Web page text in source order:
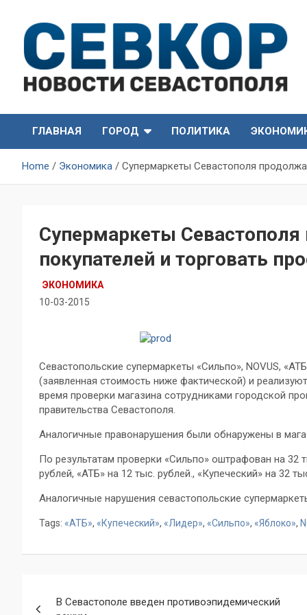
content
СевКор — Новости
Севастополя
Севастополя
ГЛАВНАЯ
ГОРОД ПОЛИТИКА
Home Экономика Супермаркеты Севастополя
Супермаркеты
покупателей и торговать
ЭКОНОМИКА
10-03-2015
Севастопольские супермаркеты «Сильпо», NOVUS,
(заявленная стоимость ниже фактической) и
время проверки магазина сотрудниками городской
правительства Севастополя.
Аналогичные правонарушения были обнаружены в
По результатам проверки «Сильпо» оштрафован на 32
рублей, «АТБ» на 12 тыс. рублей., «Купеческий» на 32
Аналогичные нарушения севастопольские
Tags: «АТБ», «Купеческий», «Лидер», «Сильпо», «Яблоко»,
В Севастополе введен противоэпидемический